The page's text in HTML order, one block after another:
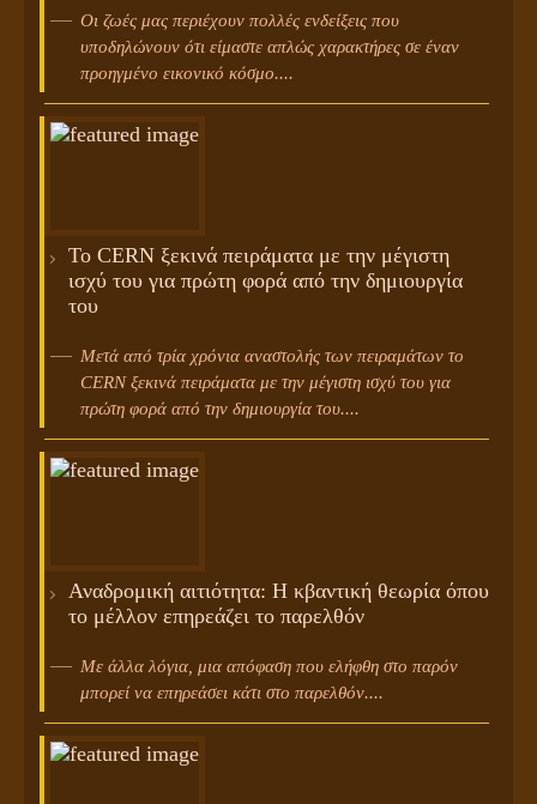
Οι ζωές μας περιέχουν πολλές ενδείξεις που
υποδηλώνουν ότι είμαστε απλώς χαρακτήρες σε έναν
προηγμένο εικονικό κόσμο....
Το CERN ξεκινά πειράματα με την μέγιστη
ισχύ του για πρώτη φορά από την δημιουργία
του
Μετά από τρία χρόνια αναστολής των πειραμάτων το
CERN ξεκινά πειράματα με την μέγιστη ισχύ του για
πρώτη φορά από την δημιουργία του....
Αναδρομική αιτιότητα: Η κβαντική θεωρία όπου
το μέλλον επηρεάζει το παρελθόν
Με άλλα λόγια, μια απόφαση που ελήφθη στο παρόν
μπορεί να επηρεάσει κάτι στο παρελθόν....